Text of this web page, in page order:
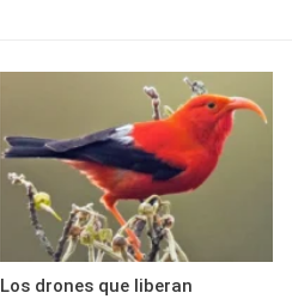
Los drones que liberan